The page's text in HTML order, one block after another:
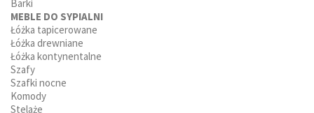
Barki
MEBLE DO SYPIALNI
Łóżka tapicerowane
Łóżka drewniane
Łóżka kontynentalne
Szafy
Szafki nocne
Komody
Stelaże